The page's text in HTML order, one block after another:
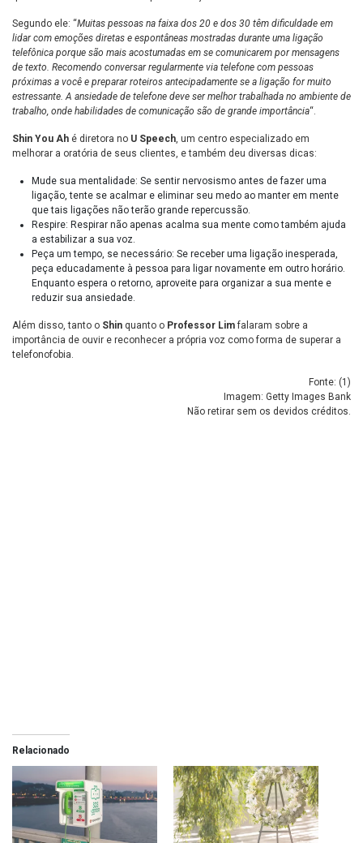
Segundo ele: “Muitas pessoas na faixa dos 20 e dos 30 têm dificuldade em
lidar com emoções diretas e espontâneas mostradas durante uma ligação
telefônica porque são mais acostumadas em se comunicarem por mensagens
de texto. Recomendo conversar regularmente via telefone com pessoas
próximas a você e preparar roteiros antecipadamente se a ligação for muito
estressante. A ansiedade de telefone deve ser melhor trabalhada no ambiente de
trabalho, onde habilidades de comunicação são de grande importância“.
Shin You Ah é diretora no U Speech , um centro especializado em
melhorar a oratória de seus clientes, e também deu diversas dicas:
Mude sua mentalidade: Se sentir nervosismo antes de fazer uma
ligação, tente se acalmar e eliminar seu medo ao manter em mente
que tais ligações não terão grande repercussão.
Respire: Respirar não apenas acalma sua mente como também ajuda
a estabilizar a sua voz.
Peça um tempo, se necessário: Se receber uma ligação inesperada,
peça educadamente à pessoa para ligar novamente em outro horário.
Enquanto espera o retorno, aproveite para organizar a sua mente e
reduzir sua ansiedade.
Além disso, tanto o Shin quanto o Professor Limfalaram sobre a
importância de ouvir e reconhecer a própria voz como forma de superar a
telefonofobia.
Fonte: (1 )
Imagem: Getty Images Bank
Não retirar sem os devidos créditos.
Relacionado